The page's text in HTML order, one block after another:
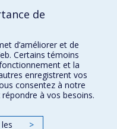
de
d’améliorer et de
Certains témoins
et la
enregistrent vos
consentez à notre
à vos besoins.
>